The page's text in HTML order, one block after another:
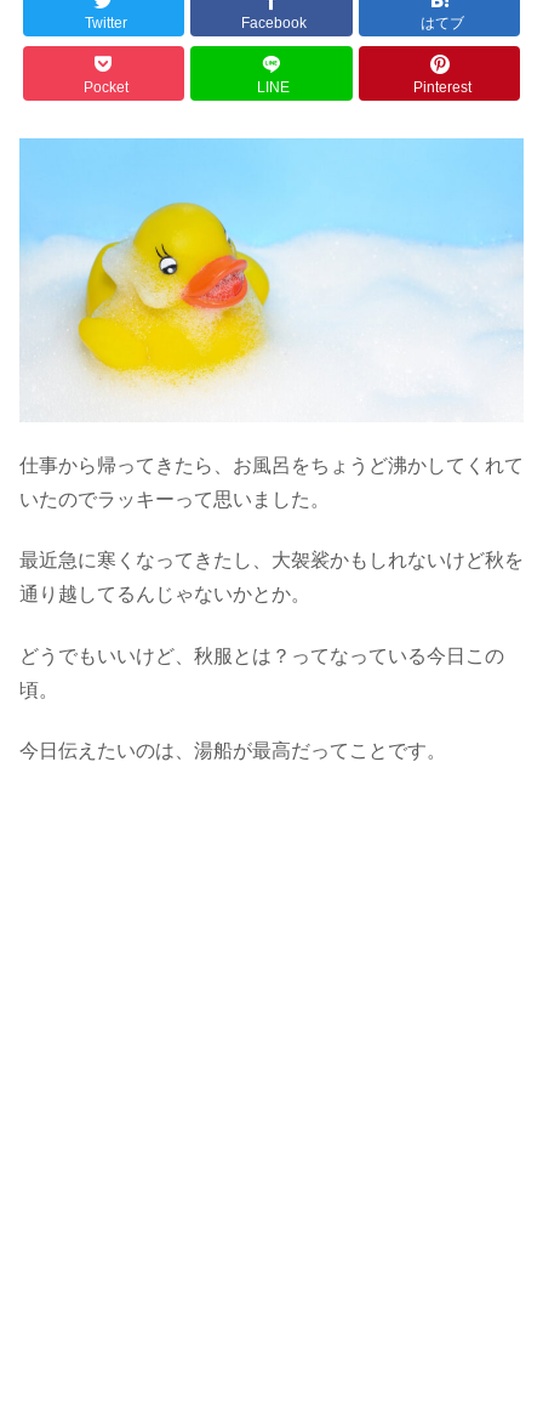
Twitter Facebook はてブ
Pocket LINE Pinterest
仕事から帰ってきたら、お風呂をちょうど沸かしてくれて
いたのでラッキーって思いました。
最近急に寒くなってきたし、大袈裟かもしれないけど秋を
通り越してるんじゃないかとか。
どうでもいいけど、秋服とは？ってなっている今日この
頃。
今日伝えたいのは、湯船が最高だってことです。